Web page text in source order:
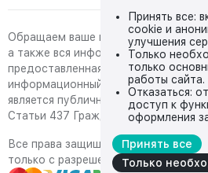
Обращаем ваше внимание на то, что
а также вся информация о товарах
предоставленная на нём, носит
информационный характер и ни при
является публичной офертой,
Статьи 437 Гражданского кодекса
Все права защищены, любое
только с разрешения владельца
Принять все:
cookie и
улучшения
Только
только
работы сайта.
Отказаться:
доступ к
оформления
Принять все
Только